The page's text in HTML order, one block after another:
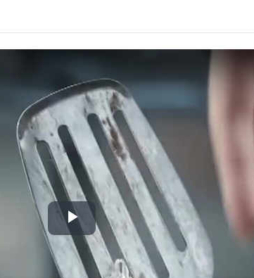
Play
Video